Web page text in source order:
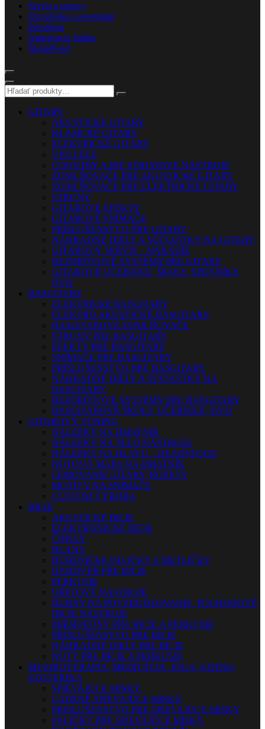
Servis a opravy
Ozvučenie a osvetlenie
Prenájom
Nahrávacie štúdio
ŠkolaNové
GITARY
AKUSTICKÉ GITARY
KLASICKÉ GITARY
ELEKTRICKÉ GITARY
UKULELE
COUNTRY A INÉ STRUNOVÉ NÁSTROJE
ZOSILŇOVAČE PRE AKUSTICKÉ GITARY
ZOSILŇOVAČE PRE ELEKTRICKÉ GITARY
STRUNY
GITAROVÉ EFEKTY
GITAROVÉ SNÍMAČE
PRÍSLUŠENSTVO PRE GITARY
NÁHRADNÉ DIELY A SÚČIASTKY NA GITARY
GITAROVÝ SERVIS – NÁRADIE
BEZDRÔTOVÉ SYSTÉMY PRE GITARY
GITAROVÉ UČEBNICE, ŠKOLY, SPEVNÍKY,
DVD
BASGITARY
ELEKTRICKÉ BASGITARY
ELEKTRO AKUSTICKÉ BASGITARY
BASGITAROVÉ ZOSILŇOVAČE
STRUNY PRE BASGITARY
EFEKTY PRE BASGITARY
SNÍMAČE PRE BASGITARY
PRÍSLUŠENSTVO PRE BASGITARY
NÁHRADNÉ DIELY A SÚČIASTKY NA
BASGITARY
BEZDRÔTOVÉ SYSTÉMY PRE BASGITARY
BASGITAROVÉ ŠKOLY, UČEBNICE, DVD
GITAROVÝ TUNING
NÁLEPKY NA HMATNÍK
NÁLEPKY NA TELO NÁSTROJA
NÁLEPKY NA HLAVU – HEADSTOCK
NOTOVÁ MAPA NA HMATNÍK
LEMOVANIE GITARY, ROZETY
MOTÍVY NA SNÍMAČE
CUSTOM VÝROBA
BICIE
AKUSTICKÉ BICIE
ELEKTRONICKÉ BICIE
ČINELY
BLANY
BUBENÍCKE PALIČKY A METLIČKY
HARDVÉR PRE BICIE
PERKUSIE
ORFFOVÉ NÁSTROJE
BUBNY NA POVZBUDZOVANIE, POCHODOVÉ
BICIE NÁSTROJE
MIKROFÓNY PRE BICIE A PERKUSIE
PRÍSLUŠENSTVO PRE BICIE
NÁHRADNÉ DIELY PRE BICIE
NOTY PRE BICIE A PERKUSIE
MUZIKOTERAPIA, MEDITÁCIA, JOGA, ETHNO,
EZOTERIKA
SPIEVAJÚCE MISKY
LADENÉ SPIEVAJÚCE MISKY
PRISLUŠENSTVO PRE SPIEVAJÚCE MISKY
PALIČKY PRE SPIEVAJÚCE MISKY